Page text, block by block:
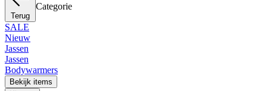
Terug
Categorie
SALE
Nieuw
Jassen
Jassen
Bodywarmers
Bekijk items